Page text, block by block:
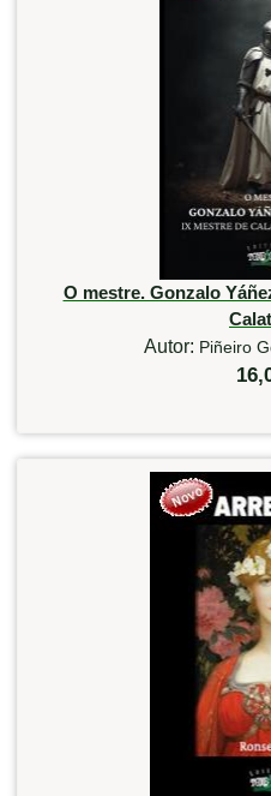
O mestre. Gonzalo
Autor: Piñeiro